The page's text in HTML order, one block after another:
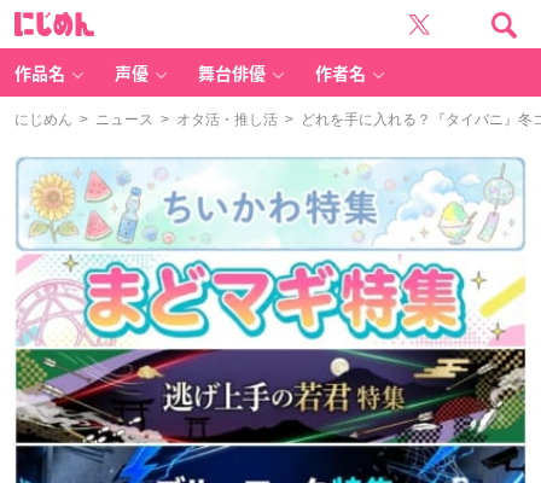
作品名 声優 舞台俳優 作者名
にじめん > ニュース > オタ活・推し活 > どれを手に入れる？『タイバニ』冬